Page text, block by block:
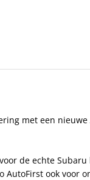
met een nieuwe
de echte
ook voor